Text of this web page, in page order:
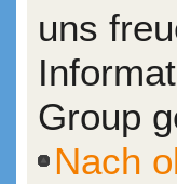
uns
Group
Nach